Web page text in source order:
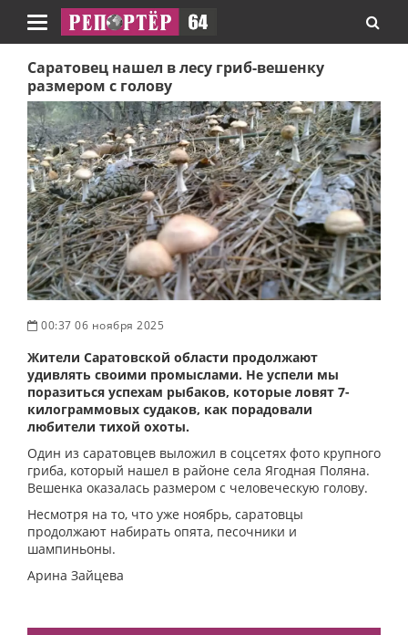
Навигация
Саратовец нашел в лесу гриб-вешенку
размером с голову
00:37 06 ноября 2025
Жители Саратовской области продолжают
удивлять своими промыслами. Не успели мы
поразиться успехам рыбаков, которые ловят 7-
килограммовых судаков, как порадовали
любители тихой охоты.
Один из саратовцев выложил в соцсетях фото крупного
гриба, который нашел в районе села Ягодная Поляна.
Вешенка оказалась размером с человеческую голову.
Несмотря на то, что уже ноябрь, саратовцы
продолжают набирать опята, песочники и
шампиньоны.
Арина Зайцева